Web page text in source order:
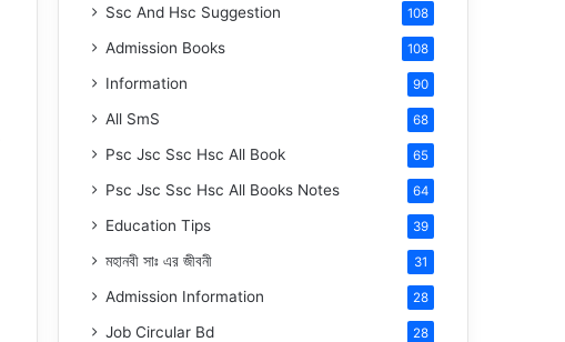
Ssc And Hsc Suggestion 108
Admission Books 108
Information 90
All SmS 68
Psc Jsc Ssc Hsc All Book 65
Psc Jsc Ssc Hsc All Books Notes 64
Education Tips 39
মহানবীসাঃ এর জীবনী 31
Admission Information 28
Job Circular Bd 28